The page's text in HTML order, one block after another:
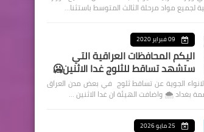
لجميع مواد مرحلة الثالث المتوسط باستثنا…
09 فبراير 2020
اليكم المحافظات العراقية التي
ستشهد تساقط للثلوج غدا الاثنين🥶
الجوية عن تساقط ثلوج في بعض مدن العراق
ان غدا الاثنين …
25 مايو 2026